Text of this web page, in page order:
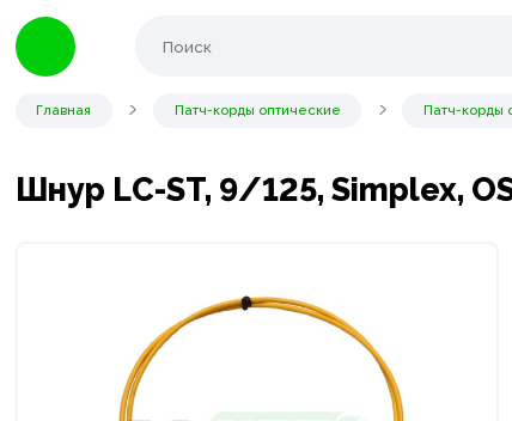
Главная Патч-корды оптические Патч-корды
Шнур LC-ST, 9/125, Simplex,